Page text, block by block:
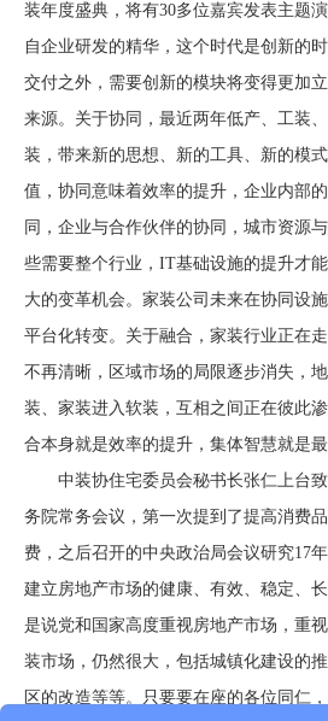
装年度盛典，将有30多位嘉宾发表主题
自企业研发的精华，这个时代是创新的
交付之外，需要创新的模块将变得更加
来源。关于协同，最近两年低产、工装
装，带来新的思想、新的工具、新的模
值，协同意味着效率的提升，企业内部
同，企业与合作伙伴的协同，城市资源
些需要整个行业，IT基础设施的提升才
大的变革机会。家装公司未来在协同设
平台化转变。关于融合，家装行业正在
不再清晰，区域市场的局限逐步消失，
装、家装进入软装，互相之间正在彼此
合本身就是效率的提升，集体智慧就是最
中装协住宅委员会秘书长张仁上台
务院常务会议，第一次提到了提高消费
费，之后召开的中央政治局会议研究17
建立房地产市场的健康、有效、稳定、
是说党和国家高度重视房地产市场，重
装市场，仍然很大，包括城镇化建设的
区的改造等等。只要要在座的各位同仁